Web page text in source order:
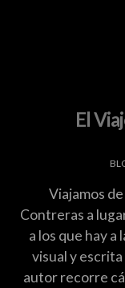
El
Viajamos
Contreras a
a los que hay a
visual y
autor recorre